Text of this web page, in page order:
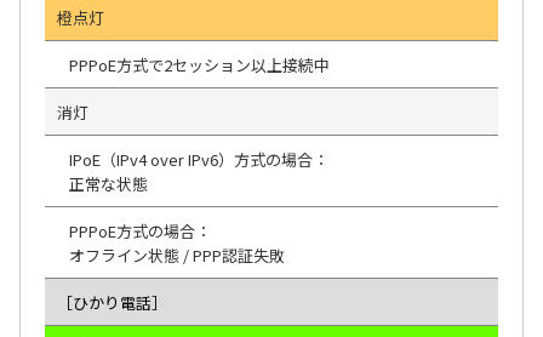
橙点灯
PPPoE方式で2セッション以上接続中
消灯
IPoE（IPv4 over IPv6）方式の場合：
正常な状態
PPPoE方式の場合：
オフライン状態 / PPP認証失敗
［ひかり電話］